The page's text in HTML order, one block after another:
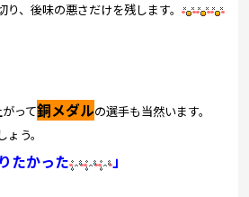
、後味の悪さだけを残します。
って銅メダルの選手も当然います。
う。
たかった 」